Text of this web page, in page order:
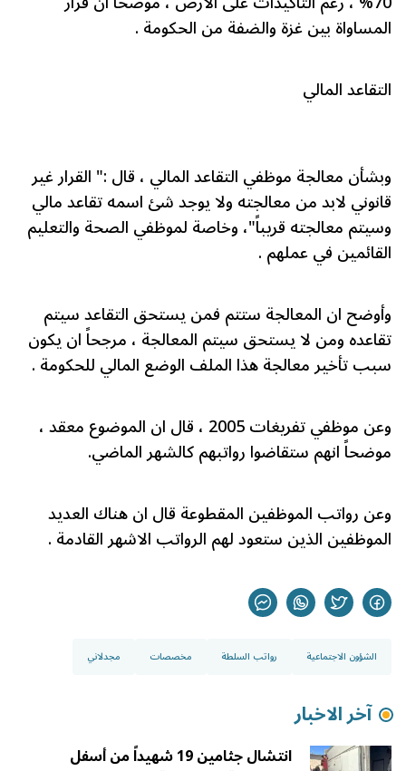
المساواة بين غزة والضفة من الحكومة .
التقاعد المالي
وبشأن معالجة موظفي التقاعد المالي ، قال :" القرار غير
قانوني لابد من معالجته ولا يوجد شئ اسمه تقاعد مالي
وسيتم معالجته قريباً"، وخاصة لموظفي الصحة والتعليم
القائمين في عملهم .
وأوضح ان المعالجة ستتم فمن يستحق التقاعد سيتم
تقاعده ومن لا يستحق سيتم المعالجة ، مرجحاً ان يكون
سبب تأخير معالجة هذا الملف الوضع المالي للحكومة .
وعن موظفي تفريغات 2005 ، قال ان الموضوع معقد ،
موضحاً انهم ستقاضوا رواتبهم كالشهر الماضي.
وعن رواتب الموظفين المقطوعة قال ان هناك العديد
الموظفين الذين ستعود لهم الرواتب الاشهر القادمة .
الشؤون الاجتماعية رواتب السلطة مخصصات مجدلاني
آخر الاخبار
انتشال جثامين 19 شهيداً من أسفل